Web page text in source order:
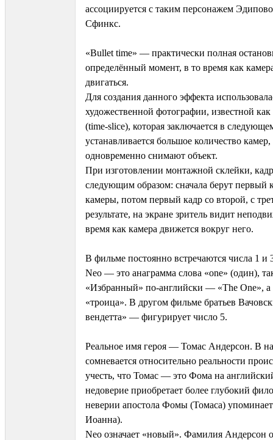
ассоциируется с таким персонажем
Сфинкс.
«Bullet time» — практически полная
определённый момент, в то время как
двигаться.
Для создания данного эффекта
художественной фотографии, известной
(time-slice), которая заключается в
устанавливается большое количество
одновременно снимают объект.
При изготовлении монтажной склейки,
следующим образом: сначала берут первый
камеры, потом первый кадр со второй, с
результате, на экране зритель видит
время как камера движется вокруг него.
В фильме постоянно встречаются числа 1 и
Neo — это анаграмма слова «one» (один),
«Избранный» по-английски — «The One», а
«троица». В другом фильме братьев
вендетта» — фигурирует число 5.
Реальное имя героя — Томас Андерсон. В
сомневается относительно реальности
учесть, что Томас — это Фома на
недоверие приобретает более глубокий
неверии апостола Фомы (Томаса)
Иоанна).
Neo означает «новый». Фамилия Андерсон